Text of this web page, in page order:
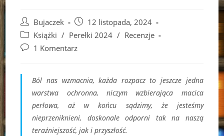
Post
author:
Bujaczek
Post
published:
12 listopada, 2024
Post
category:
Książki / Perełki 2024 / Recenzje
Post1 Komentarz
Ból nas wzmacnia, każda rozpacz to jeszcze jedna
warstwa ochronna, niczym wzbierająca macica
perłowa, aż w końcu sądzimy, że jesteśmy
nieprzeniknieni, doskonale odporni tak na naszą
teraźniejszość, jak i przyszłość.